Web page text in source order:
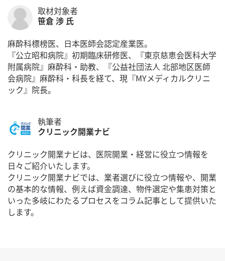
取材対象者
笹倉 渉 氏
麻酔科標榜医、日本医師会認定産業医。
『公立昭和病院』初期臨床研修医、『東京慈恵会医科大学
附属病院』麻酔科・助教、『公益社団法人 北部地区医師
会病院』麻酔科・科長を経て、現『MYメディカルクリニ
ック』院長。
執筆者
クリニック開業ナビ
クリニック開業ナビは、医院開業・経営に役立つ情報を
日々ご紹介いたします。
クリニック開業ナビでは、業者選びに役立つ情報や、開業
の基本的な情報、例えば資金調達、物件選定や集患対策と
いった多岐にわたるプロセスをコラム記事として提供いた
します。